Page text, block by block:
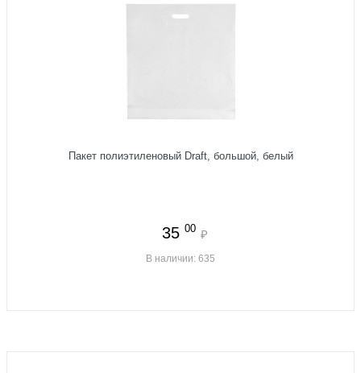
Пакет полиэтиленовый Draft, большой, белый
35 00 ₽
В наличии: 635